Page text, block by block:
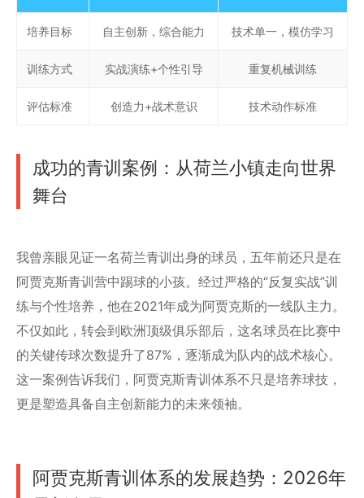
培养目标 自主创新，综合能力 技术单一，模仿学习
训练方式 实战演练+个性引导 重复机械训练
评估标准 创造力+战术意识 技术动作标准
成功的青训案例：从荷兰小镇走向世界
舞台
我曾亲眼见证一名荷兰青训出身的球员，五年前还只是在
阿贾克斯青训营中踢球的小孩。经过严格的“反复实战”训
练与个性培养，他在2021年成为阿贾克斯的一线队主力。
不仅如此，转会到欧洲顶级俱乐部后，这名球员在比赛中
的关键传球次数提升了87%，逐渐成为队内的战术核心。
这一案例告诉我们，阿贾克斯青训体系不只是培养球技，
更是塑造具备自主创新能力的未来领袖。
阿贾克斯青训体系的发展趋势：2026年